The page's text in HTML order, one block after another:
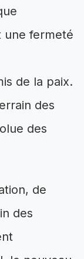
une fermeté
de la paix.
des
des
de
des